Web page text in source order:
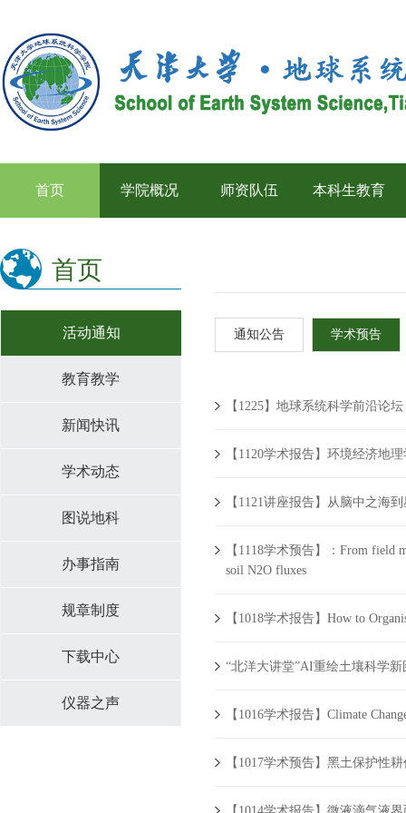
首页 学院概况 师资队伍 本科生教育
首页
活动通知
教育教学
新闻快讯
学术动态
图说地科
办事指南
规章制度
下载中心
仪器之声
通知公告 学术预告
【1225】地球系统科学前沿论坛
【1120学术报告】环境经济地
【1121讲座报告】从脑中之
【1118学术预告】：From field
soil N2O fluxes
【1018学术报告】How to
“北洋大讲堂”AI重绘土壤科学新
【1016学术报告】Climate
【1017学术预告】黑土保护性